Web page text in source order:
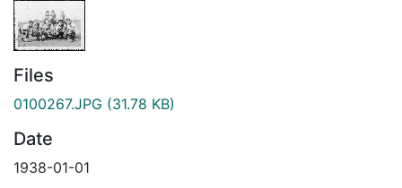
Files
0100267.JPG (31.78 KB)
Date
1938-01-01